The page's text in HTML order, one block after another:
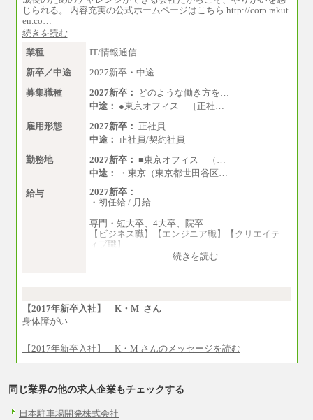
じられる。 内容充実の公式ホームページはこちら http://corp.rakut
en.co…
続きを読む
業種
IT/情報通信
新卒／中途
2027新卒・中途
募集職種
2027新卒：
どのような働き方を…
中途： ●東京オフィス ［正社…
雇用形態
2027新卒： 正社員
中途： 正社員/契約社員
勤務地
2027新卒： ■東京オフィス （…
中途：
・東京（東京都世田谷区…
給与
2027新卒：
・初任給 / 月給
専門・短大卒、4大卒、院卒
【ビジネス職】【エンジニア職】【クリエイテ
ィブ職】
②④⑦⑩月給：225,000円～270,000円
⑨月給：250,000円～330,000円
定
+ 続きを読む
【2017年新卒入社】 K・M さん
身体障がい
【2017年新卒入社】 K・M さんのメッセージを読む
同じ業界の他の求人企業もチェックする
日本駐車場開発株式会社